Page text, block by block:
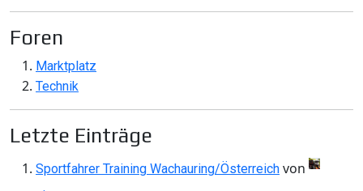
Foren
Marktplatz
Technik
Letzte Einträge
Sportfahrer Training Wachauring/Österreich von